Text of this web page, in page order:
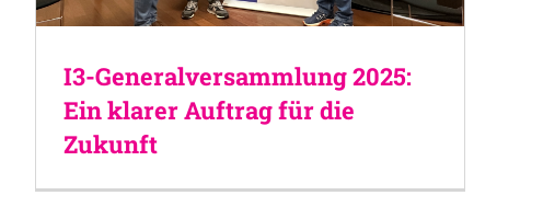
I3-Generalversammlung 2025:
Ein klarer Auftrag für die
Zukunft